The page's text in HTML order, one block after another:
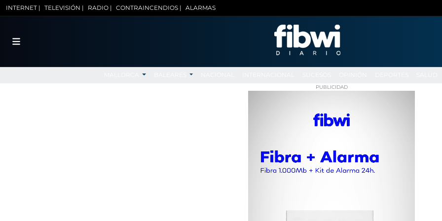
INTERNET | TELEVISIÓN | RADIO | CONTRAINCENDIOS | ALARMAS